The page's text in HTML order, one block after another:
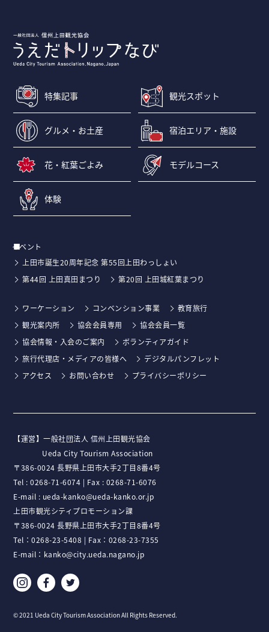
特集記事 観光スポット
グルメ・お土産 宿泊エリア・施設
花・紅葉ごよみ モデルコース
体験
イベント
上田市誕生20周年記念 第55回上田わっしょい
第44回 上田真田まつり
第20回 上田城紅葉まつり
ワーケーション コンベンション事業
教育旅行
観光案内所
協会会員専用
協会会員一覧
協会情報・入会のご案内
ボランティアガイド
旅行代理店・メディアの皆様へ
デジタルパンフレット
アクセス
お問い合わせ プライバシーポリシー
【運営】⼀般社団法⼈ 信州上⽥観光協会
Ueda City Tourism Association
〒386-0024 ⻑野県上⽥市⼤⼿2丁⽬8番4号
Tel :0268-71-6074 | Fax : 0268-71-6076
E-mail : ueda-kanko@ueda-kanko.or.jp
上田市観光シティプロモーション課
〒386-0024 長野県上田市大手2丁目8番4号
Tel：0268-23-5408 | Fax：0268-23-7355
E-mail： kanko@city.ueda.nagano.jp
© 2021 Ueda City Tourism Association All Rights Reserved.